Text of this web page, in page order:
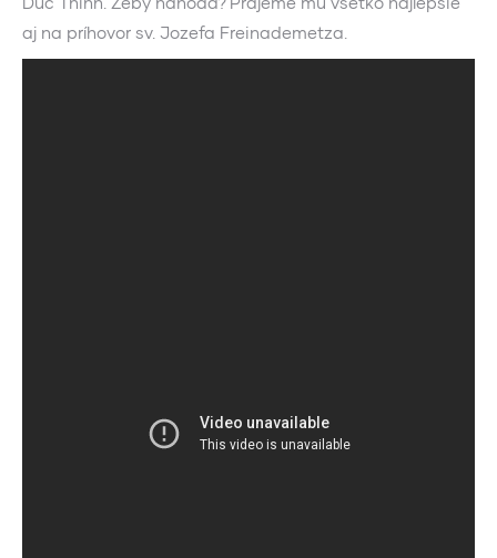
aj na príhovor sv. Jozefa Freinademetza.